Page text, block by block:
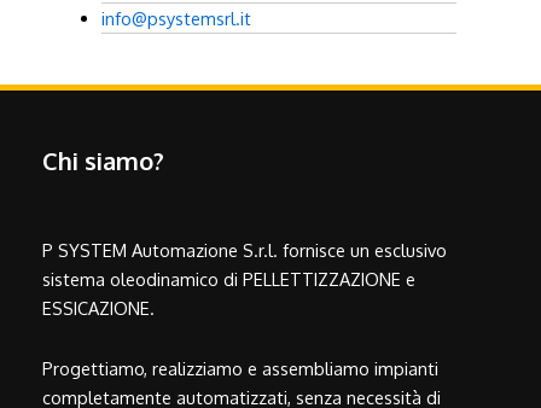
info@psystemsrl.it
Chi siamo?
P SYSTEM Automazione S.r.l. fornisce un esclusivo
sistema oleodinamico di PELLETTIZZAZIONE e
ESSICAZIONE.
Progettiamo, realizziamo e assembliamo impianti
completamente automatizzati, senza necessità di